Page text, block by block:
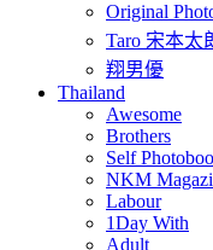
Original
Taro 宋本太
翔男優
Thailand
Awesome
Brothers
Self
NKM
Labour
1Day With
Adult